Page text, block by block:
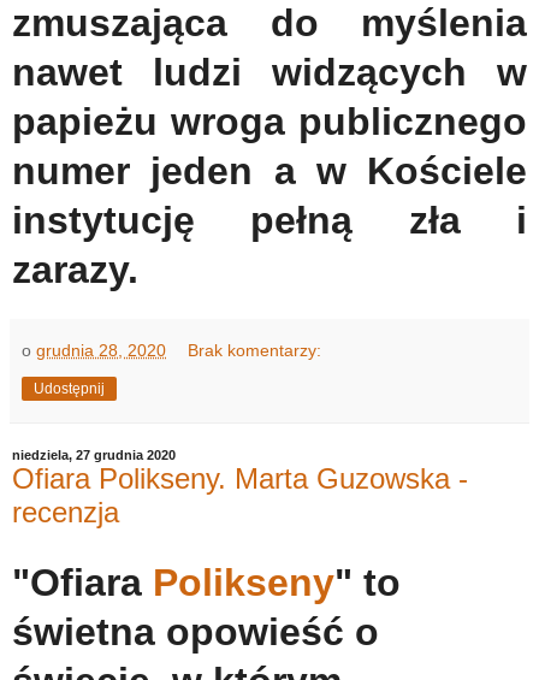
zmuszająca do myślenia
nawet ludzi widzących w
papieżu wroga publicznego
numer jeden a w Kościele
instytucję pełną zła i
zarazy.
o grudnia 28, 2020 Brak komentarzy:
Udostępnij
niedziela, 27 grudnia 2020
Ofiara Polikseny. Marta Guzowska -
recenzja
"Ofiara Polikseny" to
świetna opowieść o